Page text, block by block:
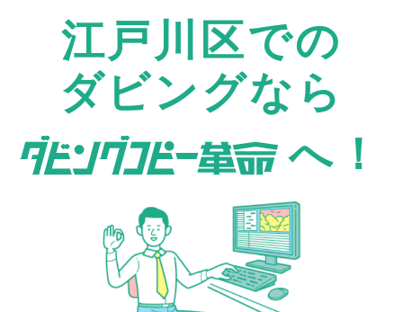
江戸川区での
ダビングなら
へ！